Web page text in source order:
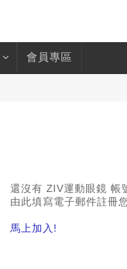
會員專區
還沒有 ZIV運動眼鏡 帳
由此填寫電子郵件註冊
馬上加入!